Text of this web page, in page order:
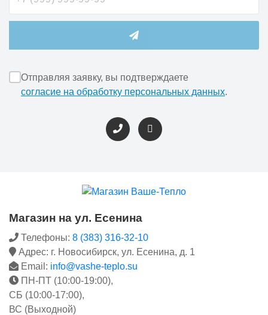
Отправляя заявку, вы подтверждаете
согласие на обработку персональных данных.
Магазин на ул. Есенина
Телефоны: 8 (383) 316-32-10
Адрес: г. Новосибирск, ул. Есенина, д. 1
Email: info@vashe-teplo.su
ПН-ПТ (10:00-19:00),
СБ (10:00-17:00),
ВС (Выходной)